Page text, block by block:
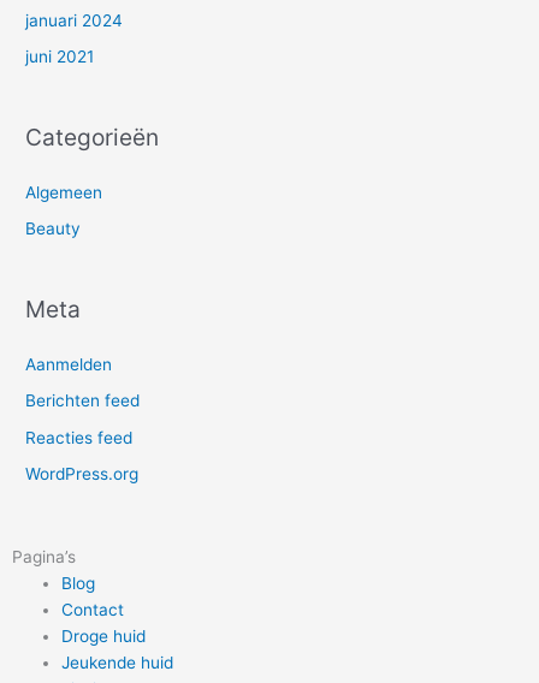
januari 2024
juni 2021
Categorieën
Algemeen
Beauty
Meta
Aanmelden
Berichten feed
Reacties feed
WordPress.org
Pagina’s
Blog
Contact
Droge huid
Jeukende huid